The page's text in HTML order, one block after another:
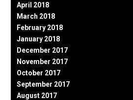
April 2018
March 2018
February 2018
January 2018
December 2017
November 2017
October 2017
September 2017
August 2017